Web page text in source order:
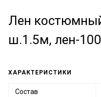
Лен
ш.1.5м, лен-
ХАРАКТЕРИСТИКИ
Состав